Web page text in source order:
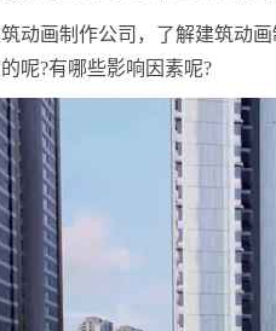
动画制作公司，了解建筑动
呢?有哪些影响因素呢?